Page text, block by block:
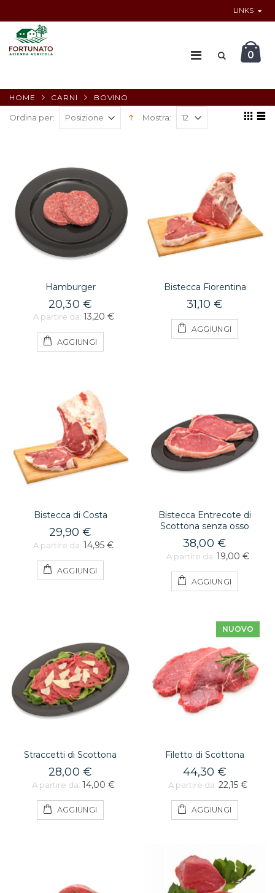
LINKS
0
HOME CARNI BOVINO
Ordina per: Mostra:
Hamburger
20,30 €
A partire da: 13,20 €
AGGIUNGI
Bistecca Fiorentina
31,10 €
AGGIUNGI
Bistecca di Costa
29,90 €
A partire da: 14,95 €
AGGIUNGI
Bistecca Entrecote di
Scottona senza osso
38,00 €
A partire da: 19,00 €
AGGIUNGI
Straccetti di Scottona
28,00 €
A partire da: 14,00 €
AGGIUNGI
NUOVO
Filetto di Scottona
44,30 €
A partire da: 22,15 €
AGGIUNGI